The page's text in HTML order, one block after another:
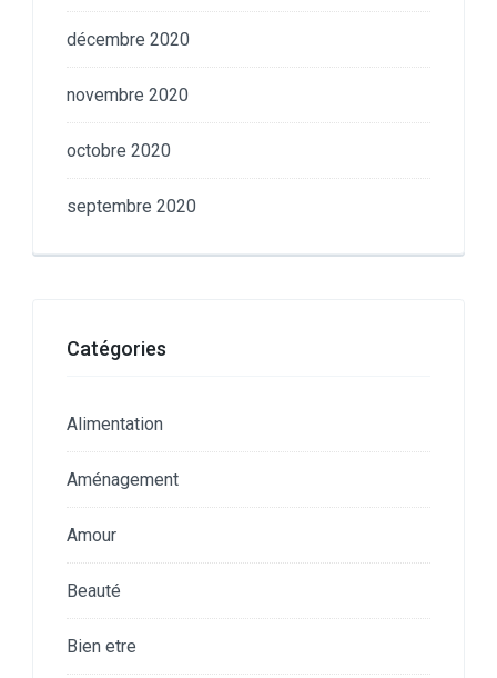
décembre 2020
novembre 2020
octobre 2020
septembre 2020
Catégories
Alimentation
Aménagement
Amour
Beauté
Bien etre